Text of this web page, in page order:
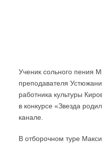
Ученик сольного пения
преподавателя
работника культуры
в конкурсе «Звезда
канале.
В отборочном туре